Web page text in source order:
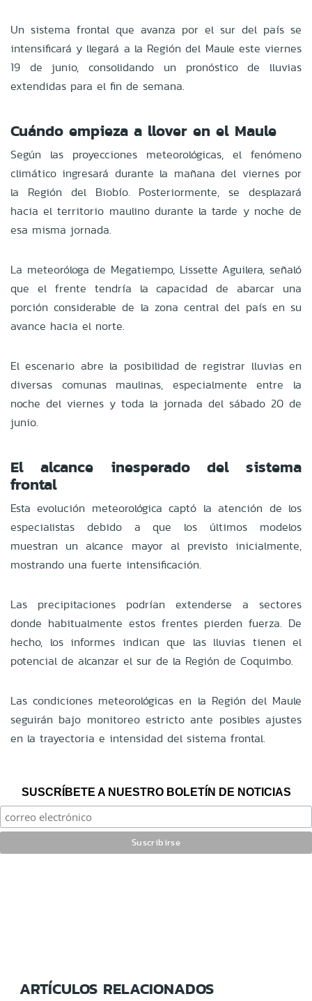
Un sistema frontal que avanza por el sur del país se
intensificará y llegará a la Región del Maule este viernes
19 de junio, consolidando un pronóstico de lluvias
extendidas para el fin de semana.
Cuándo empieza a llover en el Maule
Según las proyecciones meteorológicas, el fenómeno
climático ingresará durante la mañana del viernes por
la Región del Biobío. Posteriormente, se desplazará
hacia el territorio maulino durante la tarde y noche de
esa misma jornada.
La meteoróloga de Megatiempo, Lissette Aguilera, señaló
que el frente tendría la capacidad de abarcar una
porción considerable de la zona central del país en su
avance hacia el norte.
El escenario abre la posibilidad de registrar lluvias en
diversas comunas maulinas, especialmente entre la
noche del viernes y toda la jornada del sábado 20 de
junio.
El alcance inesperado del sistema
frontal
Esta evolución meteorológica captó la atención de los
especialistas debido a que los últimos modelos
muestran un alcance mayor al previsto inicialmente,
mostrando una fuerte intensificación.
Las precipitaciones podrían extenderse a sectores
donde habitualmente estos frentes pierden fuerza. De
hecho, los informes indican que las lluvias tienen el
potencial de alcanzar el sur de la Región de Coquimbo.
Las condiciones meteorológicas en la Región del Maule
seguirán bajo monitoreo estricto ante posibles ajustes
en la trayectoria e intensidad del sistema frontal.
SUSCRÍBETE A NUESTRO BOLETÍN DE NOTICIAS
ARTÍCULOS RELACIONADOS